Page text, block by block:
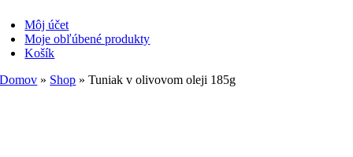
Môj účet
Moje obľúbené produkty
Košík
Domov » Shop »Tuniak v olivovom oleji 185g